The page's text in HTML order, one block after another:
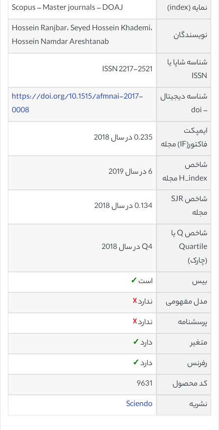
نمایه (index) Scopus – Master journals – DOAJ
نویسندگان
Hossein Ranjbar، Seyed Hossein Khademi،
Hossein Namdar Areshtanab
شناسه شاپا یا
ISSN
ISSN 2217-2521
شناسه دیجیتال
– doi
https://doi.org/10.1515/afmnai-2017-
0008
ایمپکت
فاکتور(IF) مجله
0.235 در سال 2018
شاخص
H_index مجله
6 در سال 2019
شاخص SJR
مجله
0.134 در سال 2018
شاخص Q یا
Quartile
(چارک)
Q4 در سال 2018
بیس است ✓
مدل مفهومی
ندارد☓
پرسشنامه
ندارد☓
متغیر
دارد✓
رفرنس
دارد✓
کد محصول
9631
نشریه
Sciendo